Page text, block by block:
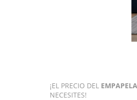
¡EL PRECIO DEL
NECESITES!